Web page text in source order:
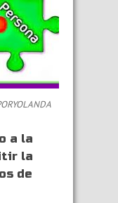
a la
la
de